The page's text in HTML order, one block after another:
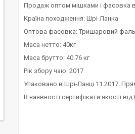
Продаж оптом мішками і фасовка
Країна походження: Шрі-Ланка
Оптова фасовка: Тришаровий
Маса нетто: 40кг
Маса брутто: 40.76 кг
Рік збору чаю: 2017
Упаковано в Шрі-Ланці 11.2017.
В наявності сертифікати якості